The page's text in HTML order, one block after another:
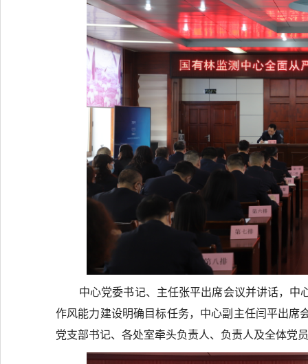
中心党委书记、主任张平出席会议并讲话，
作风能力建设明确目标任务，中心副主任闫平出席
党支部书记、各处室牵头负责人、负责人及全体党